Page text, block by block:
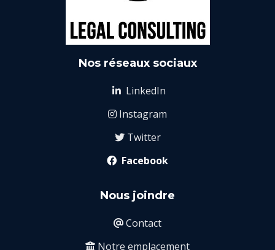
Nos réseaux sociaux
 LinkedIn
 Instagram
Twitter
 Facebook
Nous joindre
 Contact
 Notre emplacement